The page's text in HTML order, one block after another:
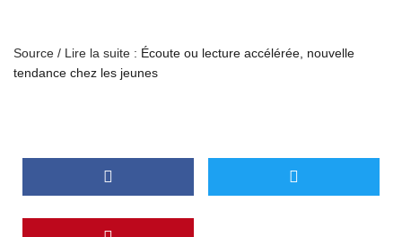
Source / Lire la suite : Écoute ou lecture accélérée, nouvelle
tendance chez les jeunes